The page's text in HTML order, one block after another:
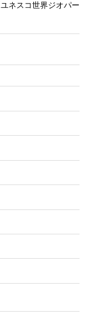
ネスコ世界ジオパー